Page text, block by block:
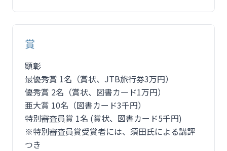
賞
顕彰
最優秀賞 1名（賞状、JTB旅行券3万円）
優秀賞 2名（賞状、図書カード1万円）
亜大賞 10名（図書カード3千円）
特別審査員賞 1名 (賞状、図書カード5千円)
※特別審査員賞受賞者には、須田氏による講評
つき